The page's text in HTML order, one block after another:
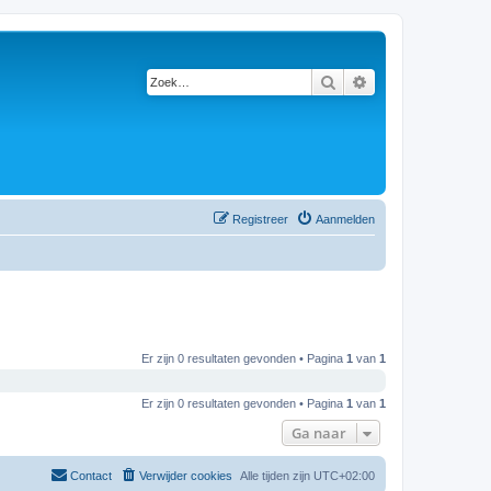
Zoek
Aanmelden
Registreer
Er zijn 0 resultaten gevonden • Pagina 1 van 1
Er zijn 0 resultaten gevonden • Pagina 1 van 1
Ga naar
Alle tijden zijn UTC+02:00
Verwijder cookies
Contact